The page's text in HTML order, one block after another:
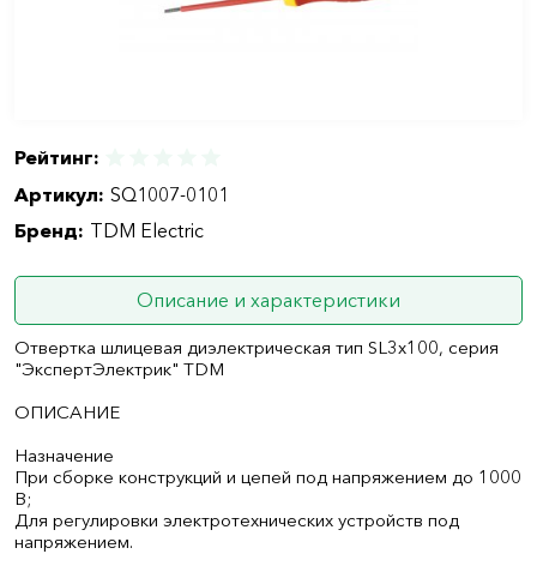
Рейтинг:
Артикул: SQ1007-0101
Бренд: TDM Electric
Описание и характеристики
Отвертка шлицевая диэлектрическая тип SL3х100, серия
"ЭкспертЭлектрик" TDM
ОПИСАНИЕ
Назначение
При сборке конструкций и цепей под напряжением до 1000
В;
Для регулировки электротехнических устройств под
напряжением.